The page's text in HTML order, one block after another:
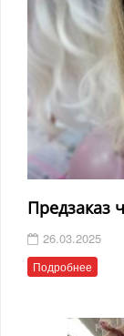
Предзаказ
26.03.2025
Подробнее